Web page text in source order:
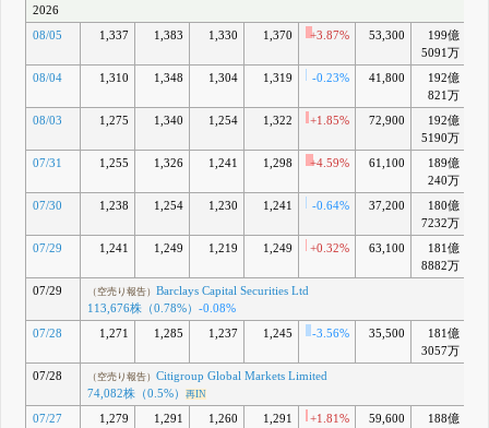
Securities Ltd
（0.79%）-0.01%
E （空売り報告）
Barclays Capital
116,776株
+0.01%
F （空売り報告）
Securities Ltd
（0.79%）-0.1%
7月 09, 2026
Citigroup Global
67,682株
（0.46%）
7月 03, 2026
2026
08/05
1,337 1,383 1,330 1,370 +3.87% 53,300
199億
5091万
08/04 1,310 1,348 1,304 1,319 -0.23% 41,800
192億
821万
08/03 1,275 1,340 1,254 1,322 +1.85% 72,900
192億
5190万
07/31 1,255 1,326 1,241 1,298 +4.59% 61,100
189億
240万
07/30 1,238 1,254 1,230 1,241 -0.64% 37,200
180億
7232万
07/29 1,241 1,249 1,219 1,249 +0.32% 63,100
181億
8882万
07/29 （空売り報告） Barclays Capital Securities Ltd
113,676株（0.78%） -0.08%
07/28
1,271 1,285 1,237 1,245 -3.56% 35,500
181億
3057万
07/28 （空売り報告） Citigroup Global Markets Limited
74,082株（0.5%）
再IN
07/27 1,279 1,291 1,260 1,291 +1.81% 59,600
188億